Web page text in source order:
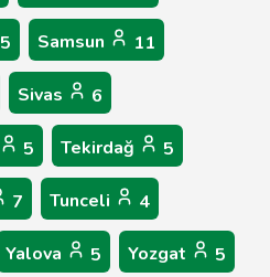
5 Samsun 11
Sivas 6
5 Tekirdağ 5
7 Tunceli 4
Yalova 5 Yozgat 5